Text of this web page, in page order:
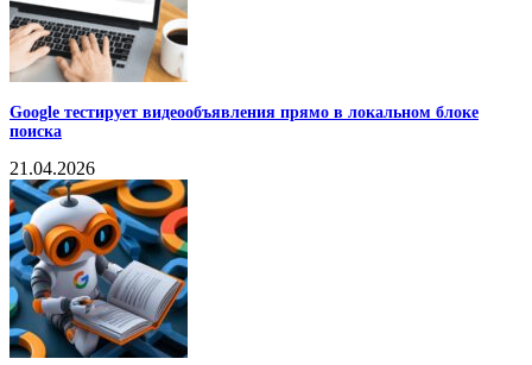
Google тестирует видеообъявления прямо в локальном блоке
поиска
21.04.2026